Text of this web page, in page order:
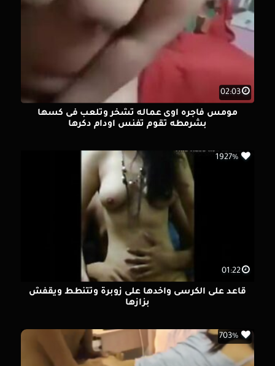
02:03
مومس فاجره اوى عماله تشخر وتلعب فى كسها
بشرمطه تقوم تفنس اودام دكرها
01:22
1927%
قاعد على الكرسى واخدها على زوبرة وتتنطط ويقفش
بزازها
703%